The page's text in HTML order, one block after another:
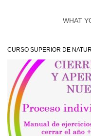
WHAT
CURSO SUPERIOR DE